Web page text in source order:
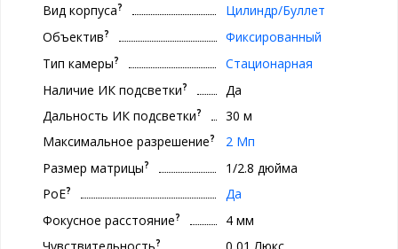
Вид корпуса?
Цилиндр/Буллет
Объектив?
Фиксированный
Тип камеры?
Стационарная
Наличие ИК подсветки?
Да
Дальность ИК подсветки?
30 м
Максимальное разрешение?
2 Мп
Размер матрицы?
1/2.8 дюйма
PoE?
Да
Фокусное расстояние?
4 мм
?